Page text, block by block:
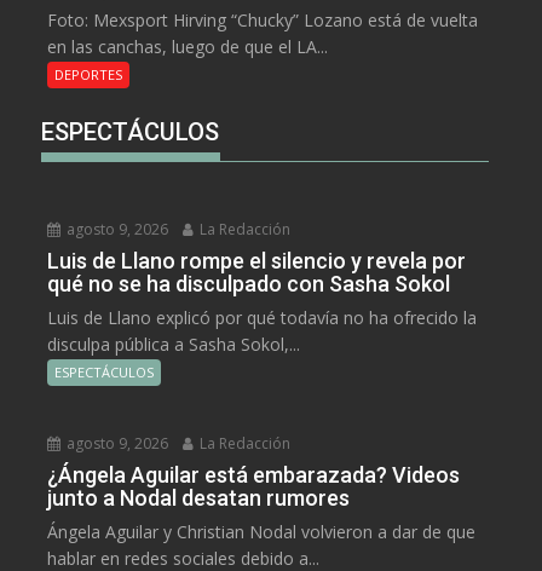
Foto: Mexsport Hirving “Chucky” Lozano está de vuelta
en las canchas, luego de que el LA...
DEPORTES
ESPECTÁCULOS
agosto 9, 2026 La Redacción
Luis de Llano rompe el silencio y revela por
qué no se ha disculpado con Sasha Sokol
Luis de Llano explicó por qué todavía no ha ofrecido la
disculpa pública a Sasha Sokol,...
ESPECTÁCULOS
agosto 9, 2026 La Redacción
¿Ángela Aguilar está embarazada? Videos
junto a Nodal desatan rumores
Ángela Aguilar y Christian Nodal volvieron a dar de que
hablar en redes sociales debido a...